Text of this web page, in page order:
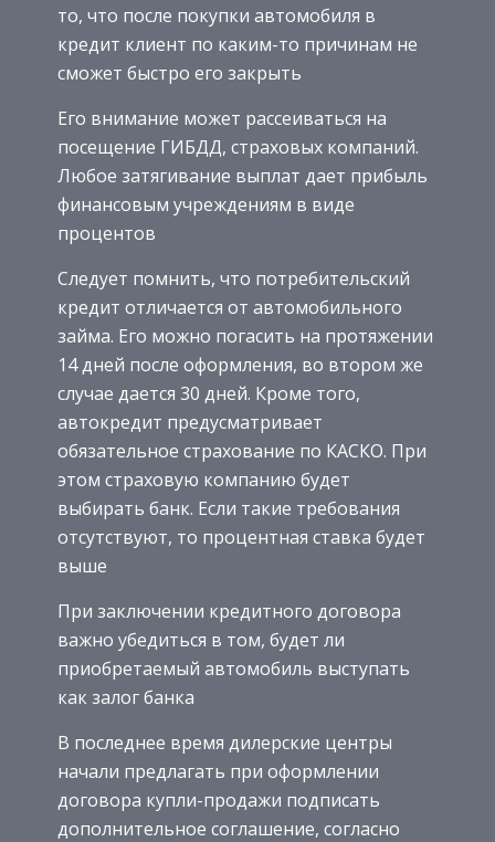
то, что после покупки автомобиля в
кредит клиент по каким-то причинам не
сможет быстро его закрыть
Его внимание может рассеиваться на
посещение ГИБДД, страховых компаний.
Любое затягивание выплат дает прибыль
финансовым учреждениям в виде
процентов
Следует помнить, что потребительский
кредит отличается от автомобильного
займа. Его можно погасить на протяжении
14 дней после оформления, во втором же
случае дается 30 дней. Кроме того,
автокредит предусматривает
обязательное страхование по КАСКО. При
этом страховую компанию будет
выбирать банк. Если такие требования
отсутствуют, то процентная ставка будет
выше
При заключении кредитного договора
важно убедиться в том, будет ли
приобретаемый автомобиль выступать
как залог банка
В последнее время дилерские центры
начали предлагать при оформлении
договора купли-продажи подписать
дополнительное соглашение, согласно